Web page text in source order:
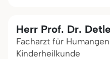
Herr Prof. Dr.
Facharzt für
Kinderheilkunde